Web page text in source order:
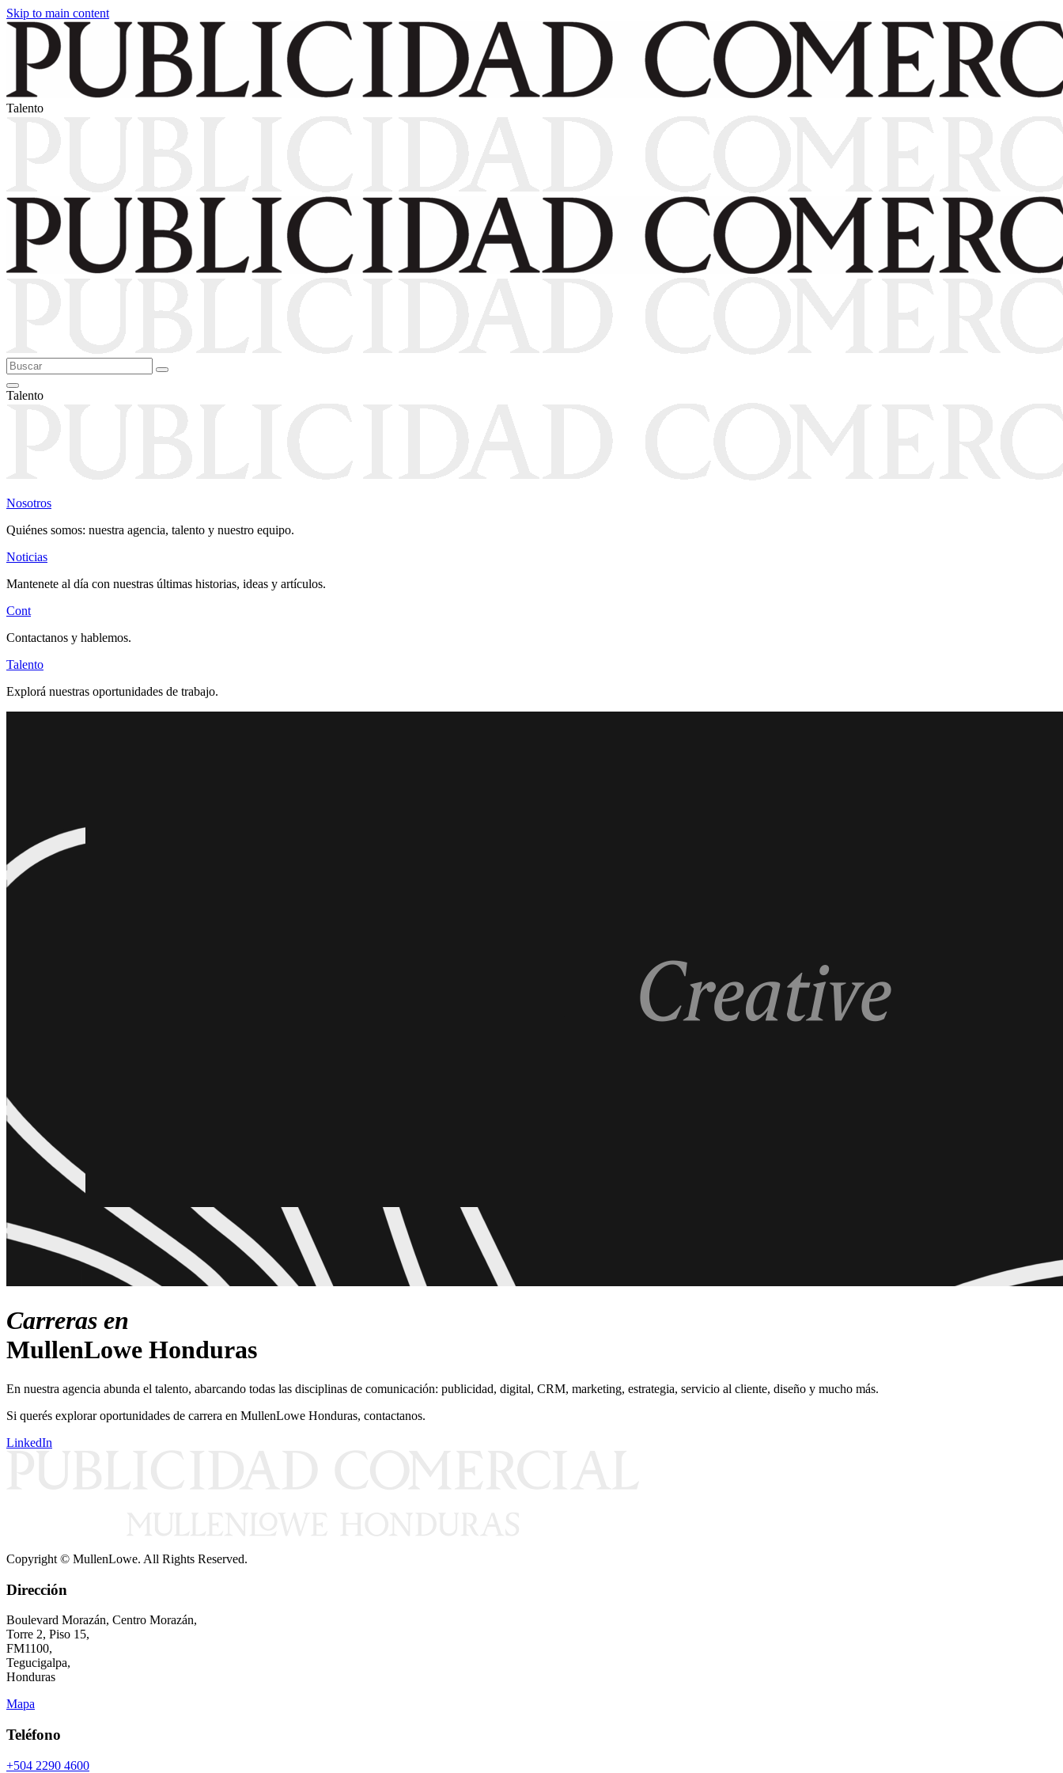
Skip to main content
Talento
Talento
Nosotros
Quiénes somos: nuestra agencia, talento y nuestro equipo.
Noticias
Mantenete al día con nuestras últimas historias, ideas y artículos.
Cont
Contactanos y hablemos.
Talento
Explorá nuestras oportunidades de trabajo.
Carreras en
MullenLowe Honduras
En nuestra agencia abunda el talento, abarcando todas las disciplinas de comunicación: publicidad, digital, CRM, marketing, estrategia, servicio al cliente, diseño y mucho más.
Si querés explorar oportunidades de carrera en MullenLowe Honduras, contactanos.
LinkedIn
Copyright © MullenLowe. All Rights Reserved.
Dirección
Boulevard Morazán, Centro Morazán,
Torre 2, Piso 15,
FM1100,
Tegucigalpa,
Honduras
Mapa
Teléfono
+504 2290 4600